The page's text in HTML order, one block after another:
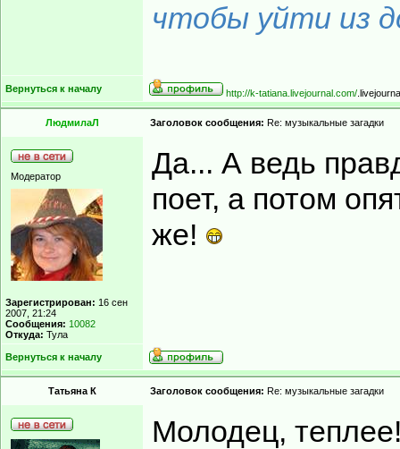
чтобы уйти из
Вернуться к началу http://k-tatiana.livejournal.com/
ЛюдмилаЛ Заголовок сообщения: Re: музыкальные загадки
Модератор
Зарегистрирован: 16 сен
2007, 21:24
Сообщения: 10082
Откуда: Тула
Да... А ведь
поет, а потом
же!
Вернуться к началу
Татьяна К Заголовок сообщения: Re: музыкальные загадки
Молодец,